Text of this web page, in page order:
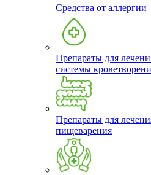
Средства от аллергии
Препараты для
системы
Препараты для
пищеварения